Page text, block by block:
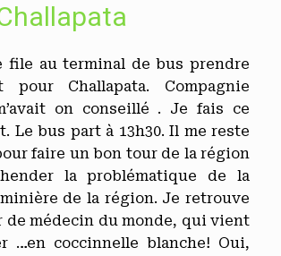
file au terminal de bus prendre
Challapata. Compagnie
on conseillé . Je fais ce
Le bus part à 13h30. Il me reste
faire un bon tour de la région
la problématique de la
de la région. Je retrouve
de médecin du monde, qui vient
…en coccinnelle blanche! Oui,